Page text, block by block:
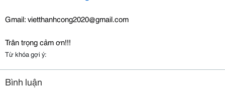
Gmail: vietthanhcong2020@gmail.com
Trân trọng cảm ơn!!!
Từ khóa gợi ý:
Bình luận